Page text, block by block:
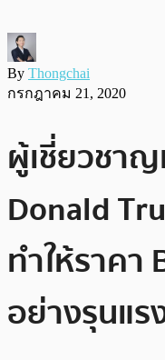
By Thongchai
กรกฎาคม 21, 2020
ผู้เชี่ยวชาญ
Donald
ทำให้ราค
อย่างรุนแร